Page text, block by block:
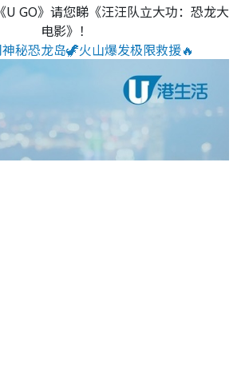
U GO》请您睇《汪汪队立大功：恐龙大
电影》！
秘恐龙岛🦖火山爆发极限救援🔥